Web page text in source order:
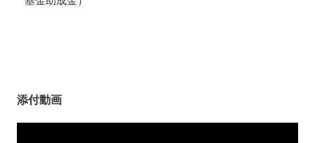
添付動画